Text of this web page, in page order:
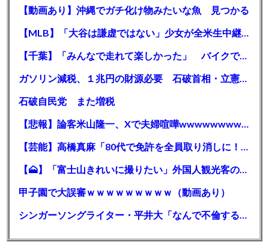
【動画あり】沖縄でガチ化け物みたいな魚 見つかる
【MLB】「大谷は謙虚ではない」少女が全米生中継で突然の大谷翔平批判 サイン無視された過去明かす
【千葉】「みんなで走れて楽しかった」 バイクでバースデー集団暴走 男女５７人を書類送検 SNSで参加者募る
ガソリン減税、１兆円の財源必要 石破首相・立憲野田氏「財源は死に物狂いで確保しなければならない」「本当に死に物狂いで」
石破自民党 また増税
【悲報】論客米山隆一、Xで夫婦喧嘩wwwwwwwwwwww
【芸能】高橋真麻「80代で免許を全員取り消しに！」 高齢ドライバーの事故問題で、高齢者の運転免許取り消し法を提案
【🗻】「富士山きれいに撮りたい」外国人観光客のレンタカー事故が急増…「ハンドルが逆で慣れず」、道の狭さも
甲子園で大誤審ｗｗｗｗｗｗｗｗｗ（動画あり）
シンガーソングライター・平井大「なんで不倫するか知ってる？妥協で結婚するからさ。」←浅すぎると大炎上